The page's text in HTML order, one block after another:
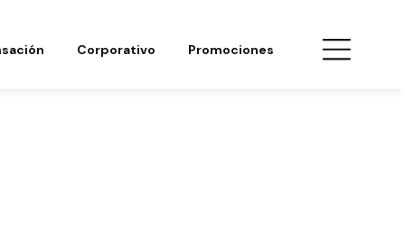
Corporativo Promociones